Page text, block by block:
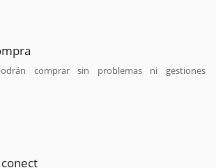
comprar sin problemas ni gestiones